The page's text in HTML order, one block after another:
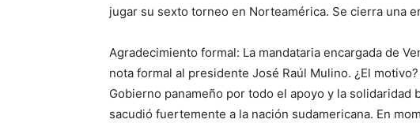
jugar su sexto torneo en Norteamérica. Se cierra una
Agradecimiento formal: La mandataria encargada de
nota formal al presidente José Raúl Mulino. ¿El
Gobierno panameño por todo el apoyo y la
sacudió fuertemente a la nación sudamericana. En